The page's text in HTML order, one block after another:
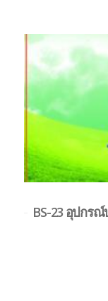
BS-23 อุปกร